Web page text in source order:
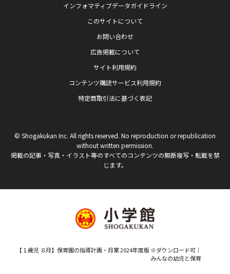
インフォマティブデータガイドライン
このサイトについて
お問い合わせ
広告掲載について
サイト利用規約
コンテンツ購読サービス利用規約
特定商取引法に基づく表記
© Shogakukan Inc. All rights reserved. No reproduction or republication
without written permission.
掲載の記事・写真・イラスト等のすべてのコンテンツの無断複写・転載を禁
じます。
【１歳児 ８月】保育園の指導計画・月案 2024年度版 ※ダウンロード可｜
みんなの幼児と保育